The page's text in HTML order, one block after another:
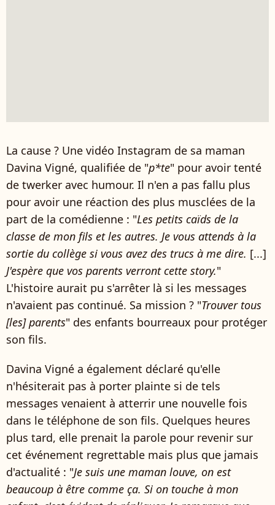
La cause ? Une vidéo Instagram de sa maman
Davina Vigné, qualifiée de "p*te" pour avoir tenté
de twerker avec humour. Il n'en a pas fallu plus
pour avoir une réaction des plus musclées de la
part de la comédienne : "Les petits caïds de la
classe de mon fils et les autres. Je vous attends à la
sortie du collège si vous avez des trucs à me dire. [...]
J'espère que vos parents verront cette story."
L'histoire aurait pu s'arrêter là si les messages
n'avaient pas continué. Sa mission ? "Trouver tous
[les] parents" des enfants bourreaux pour protéger
son fils.
Davina Vigné a également déclaré qu'elle
n'hésiterait pas à porter plainte si de tels
messages venaient à atterrir une nouvelle fois
dans le téléphone de son fils. Quelques heures
plus tard, elle prenait la parole pour revenir sur
cet événement regrettable mais plus que jamais
d'actualité : "Je suis une maman louve, on est
beaucoup à être comme ça. Si on touche à mon